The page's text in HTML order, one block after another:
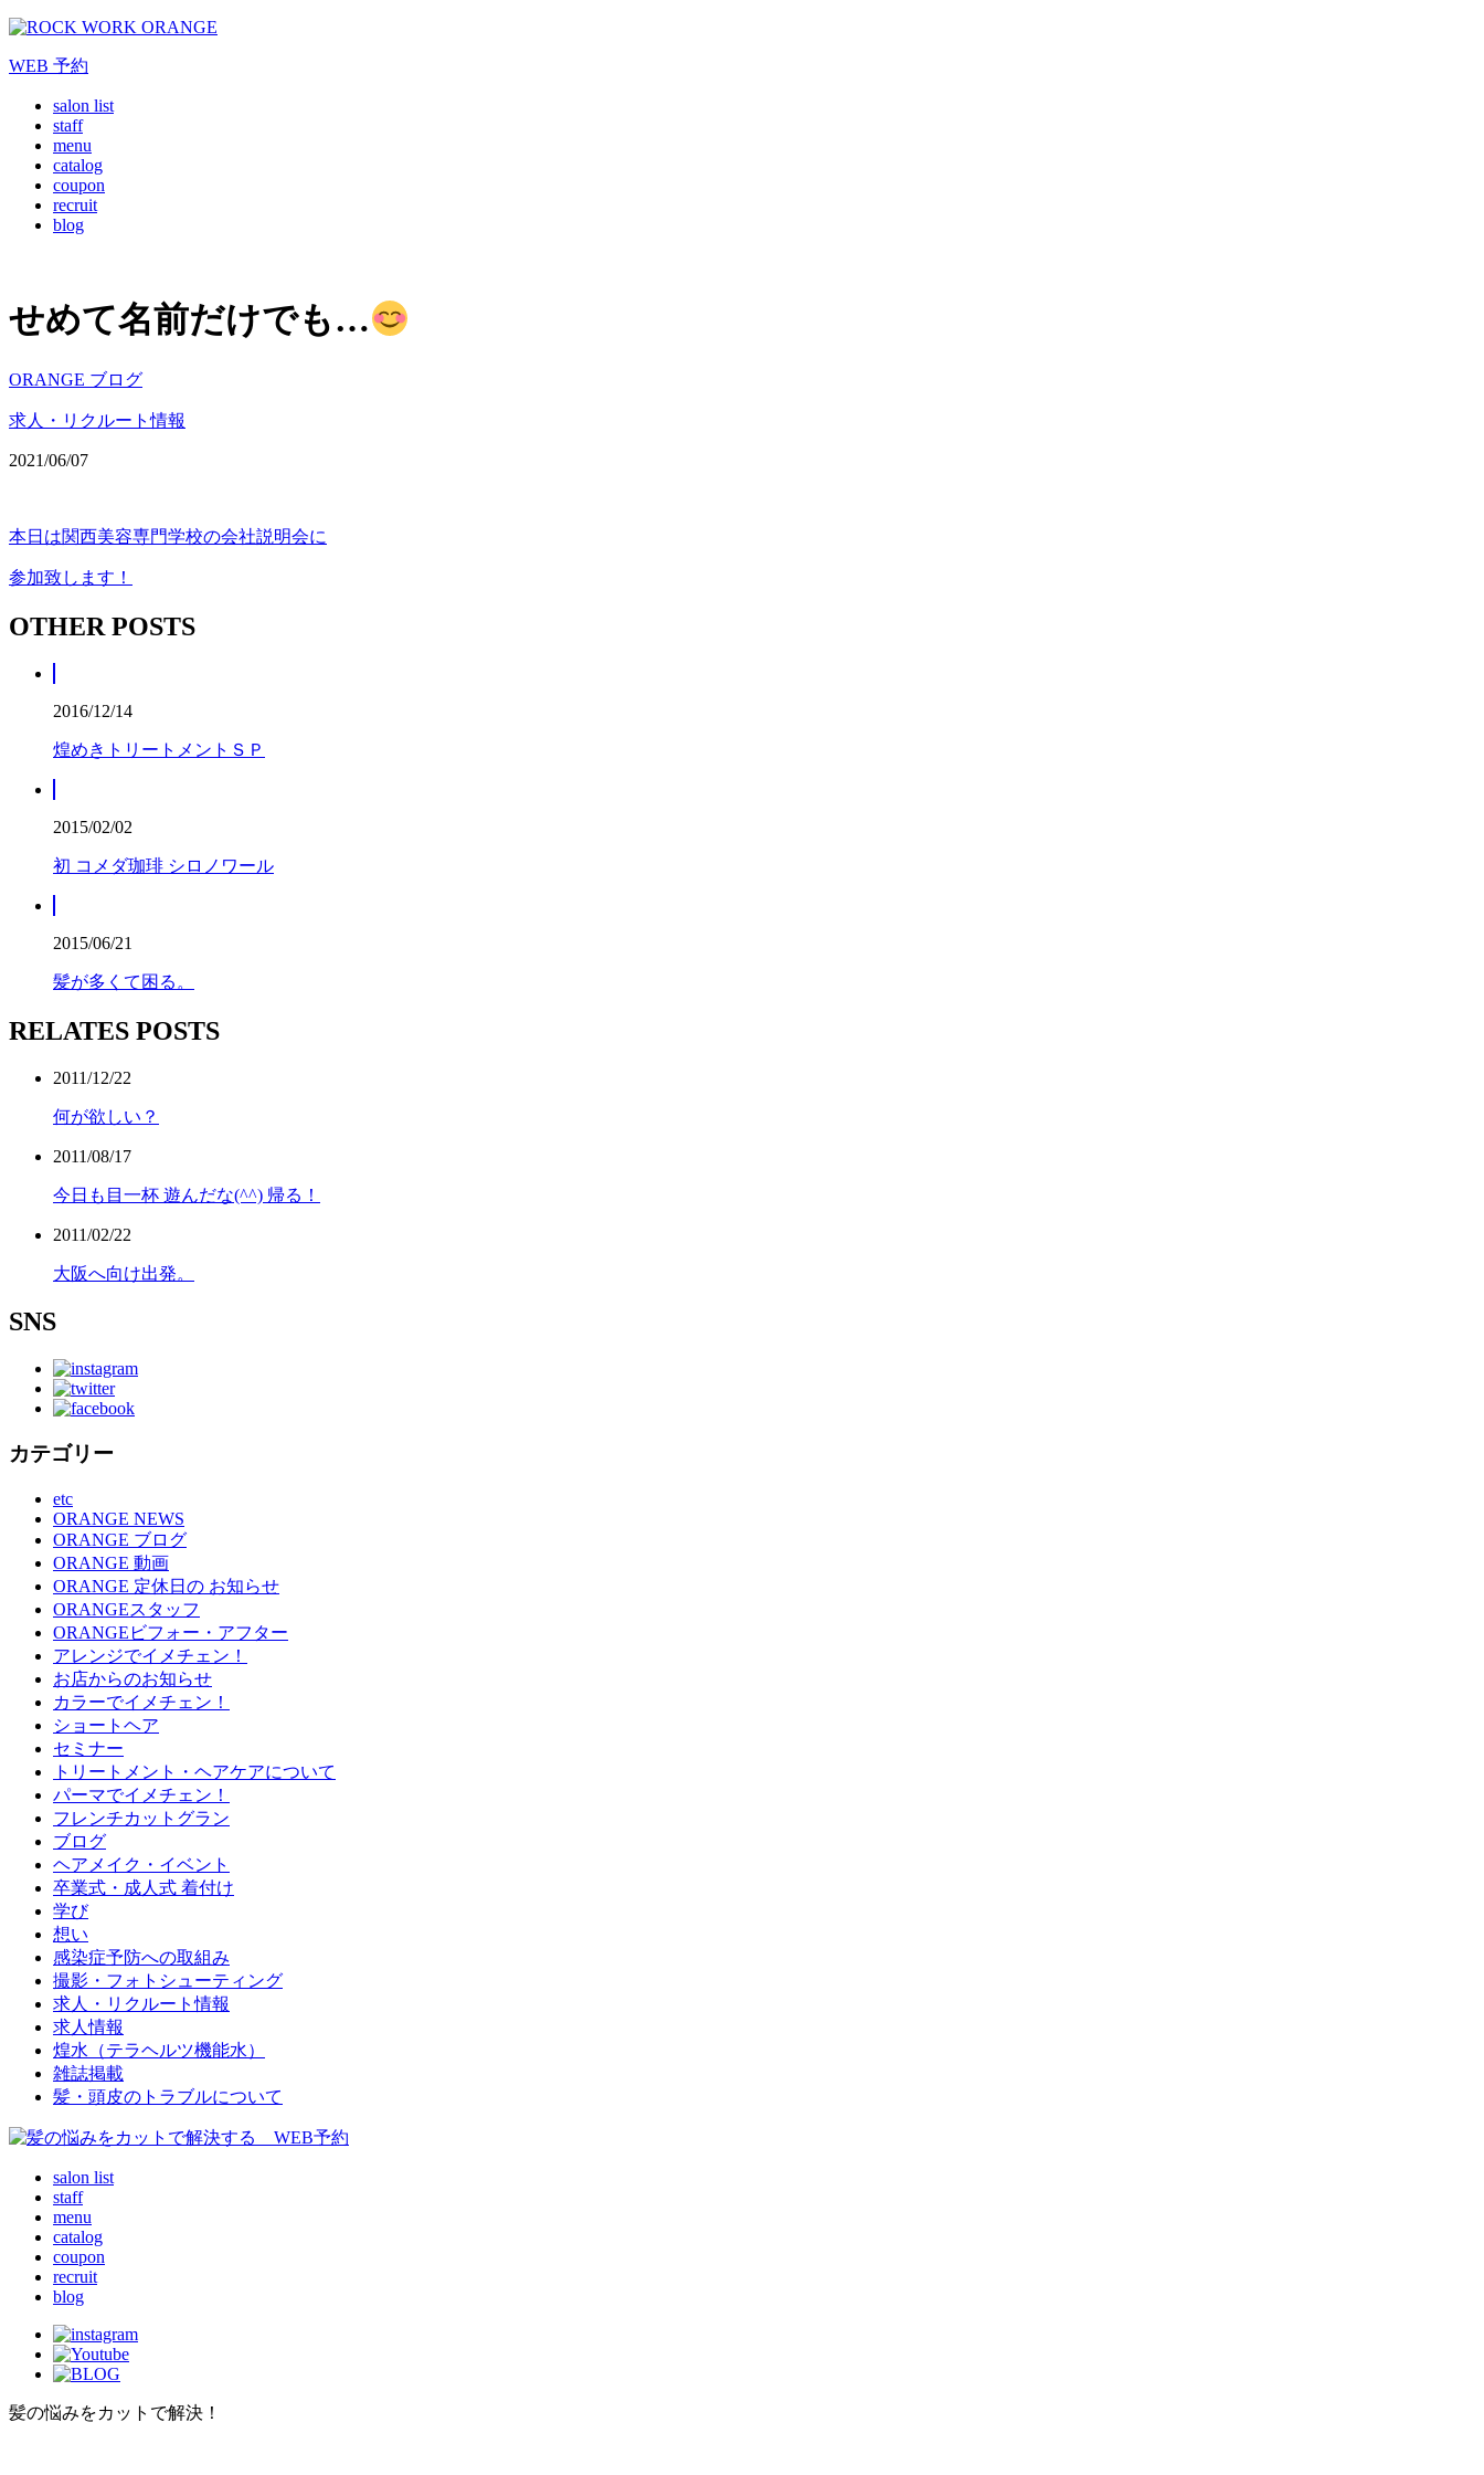
WEB 予約
salon list
staff
menu
catalog
coupon
recruit
blog
せめて名前だけでも…
ORANGE ブログ
求人・リクルート情報
2021/06/07
本日は関西美容専門学校の会社説明会に
参加致します！
OTHER POSTS
2016/12/14
煌めきトリートメントＳＰ
2015/02/02
初 コメダ珈琲 シロノワール
2015/06/21
髪が多くて困る。
RELATES POSTS
2011/12/22
何が欲しい？
2011/08/17
今日も目一杯 遊んだな(^^) 帰る！
2011/02/22
大阪へ向け出発。
SNS
カテゴリー
etc
ORANGE NEWS
ORANGE ブログ
ORANGE 動画
ORANGE 定休日の お知らせ
ORANGEスタッフ
ORANGEビフォー・アフター
アレンジでイメチェン！
お店からのお知らせ
カラーでイメチェン！
ショートヘア
セミナー
トリートメント・ヘアケアについて
パーマでイメチェン！
フレンチカットグラン
ブログ
ヘアメイク・イベント
卒業式・成人式 着付け
学び
想い
感染症予防への取組み
撮影・フォトシューティング
求人・リクルート情報
求人情報
煌水（テラヘルツ機能水）
雑誌掲載
髪・頭皮のトラブルについて
salon list
staff
menu
catalog
coupon
recruit
blog
髪の悩みをカットで解決！